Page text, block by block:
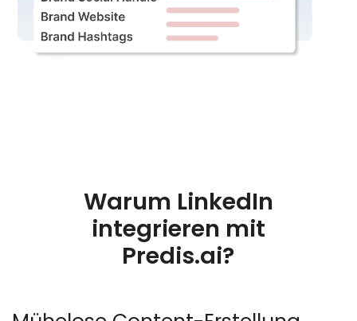
Warum LinkedIn
integrieren mit
Predis.ai?